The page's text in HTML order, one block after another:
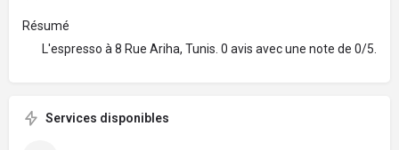
Résumé
L'espresso à 8 Rue Ariha, Tunis. 0 avis avec une note de 0/5.
Services disponibles